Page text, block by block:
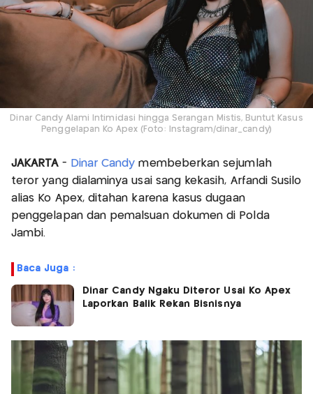
Dinar Candy Alami Intimidasi hingga Serangan Mistis, Buntut Kasus
Penggelapan Ko Apex (Foto: Instagram/dinar_candy)
JAKARTA- Dinar Candy membeberkan sejumlah
teror yang dialaminya usai sang kekasih, Arfandi Susilo
alias Ko Apex, ditahan karena kasus dugaan
penggelapan dan pemalsuan dokumen di Polda
Jambi.
Baca Juga :
Dinar Candy Ngaku Diteror Usai Ko Apex
Laporkan Balik Rekan Bisnisnya